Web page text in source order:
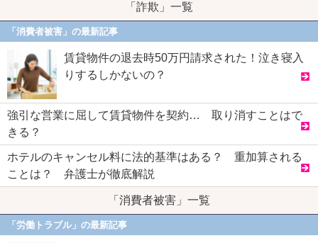
「詐欺」一覧
「消費者被害」の最新記事
賃貸物件の退去時50万円請求された！泣き寝入
りするしかないの？
強引な営業に屈して賃貸物件を契約… 取り消すことはで
きる？
ホテルのキャンセル料に法的基準はある？ 重加算される
ことは？ 弁護士が徹底解説
「消費者被害」一覧
「労働トラブル」の最新記事